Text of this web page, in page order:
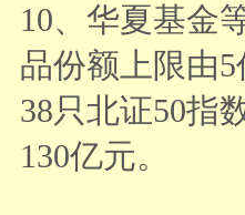
10、华夏基金
品份额上限由
38只北证50指
130亿元。